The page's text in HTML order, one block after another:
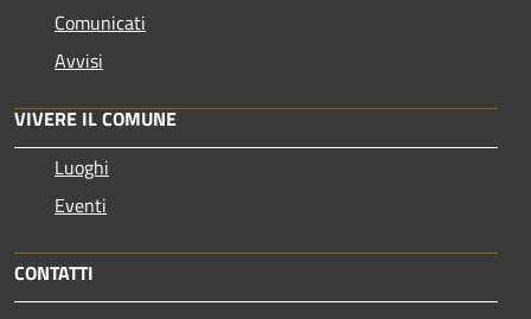
Comunicati
Avvisi
VIVERE IL COMUNE
Luoghi
Eventi
CONTATTI